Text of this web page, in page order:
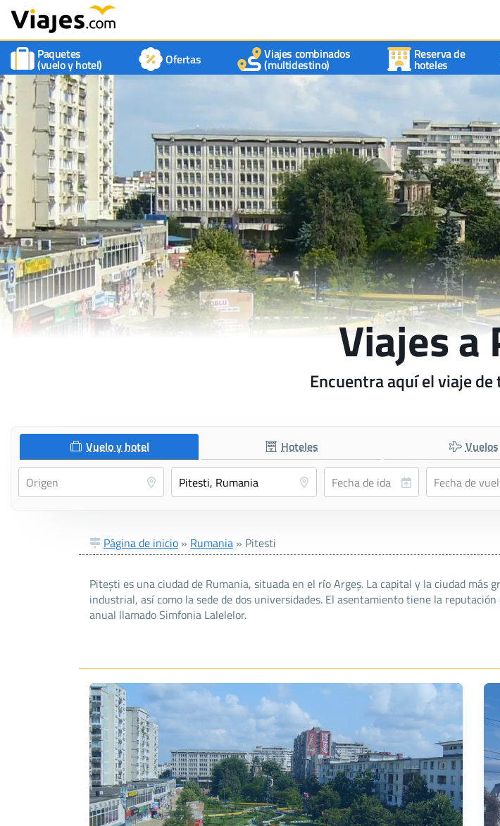
Paquetes
(vuelo y hotel) Ofertas Viajes combinados
(multidestino)
Reserva de
hoteles
Viajes a
Encuentra aquí el viaje
Vuelo y hotel Hoteles Vuelos
Página de inicio » Rumania » Pitesti
Pitești es una ciudad de Rumania, situada en el río Argeș. La capital y la ciudad más
industrial, así como la sede de dos universidades. El asentamiento tiene la
anual llamado Simfonia Lalelelor.